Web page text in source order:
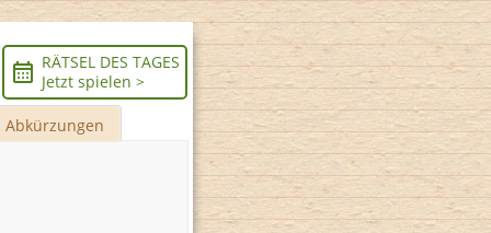
RÄTSEL DES TAGES
Jetzt spielen >
Abkürzungen